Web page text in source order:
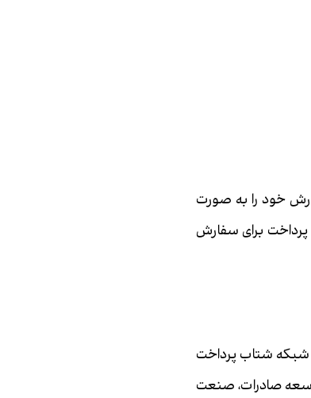
خود را به صورت
برای سفارش
شبکه شتاب پرداخت
صادرات، صنعت